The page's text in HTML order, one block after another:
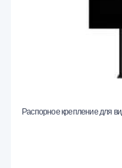
Распорное крепление для